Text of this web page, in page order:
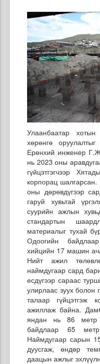
Улаанбаатар хотын
хөрөнгө
Ерөнхий инженер
нь 2023 оны
гүйцэтгэгчээр
корпорац
оны дөрөвдүгээр
гаруй хувьтай
суурийн ажлын
стандартын
материалыг тухай
Одоогийн
хийцийн 17 машин
Нийт ажил
наймдугаар сард
есдүгээр сараас
улирлаас зуух болон
талаар гүйцэтгэж
ажиллаж байна.
яндан нь 86 метр
байдлаар 65
Наймдугаар сарын
дуусгаж, өндөр
даацын ажлыг